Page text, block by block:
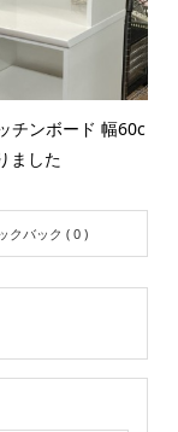
チンボード 幅60c
ました
クバック ( 0 )